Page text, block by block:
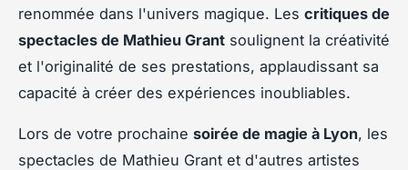
renommée dans l'univers magique. Les critiques de
spectacles de Mathieu Grant soulignent la créativité
et l'originalité de ses prestations, applaudissant sa
capacité à créer des expériences inoubliables.
Lors de votre prochaine soirée de magie à Lyon, les
spectacles de Mathieu Grant et d'autres artistes